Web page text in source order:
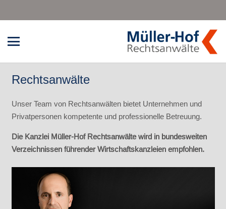
Rechtsanwälte
Unser Team von Rechtsanwälten bietet Unternehmen und
Privatpersonen kompetente und professionelle Betreuung.
Die Kanzlei Müller-Hof Rechtsanwälte wird in bundesweiten
Verzeichnissen führender Wirtschaftskanzleien empfohlen.